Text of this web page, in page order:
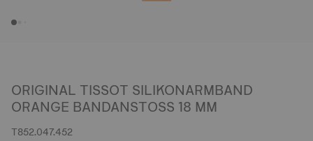
ORIGINAL TISSOT SILIKONARMBAND
ORANGE BANDANSTOSS 18 MM
T852.047.452